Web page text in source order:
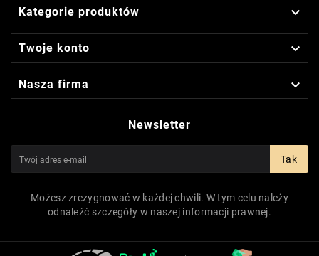
Kategorie produktów 
Twoje konto 
Nasza firma 
Newsletter
Tak
Możesz zrezygnować w każdej chwili. W tym celu należy
odnaleźć szczegóły w naszej informacji prawnej.